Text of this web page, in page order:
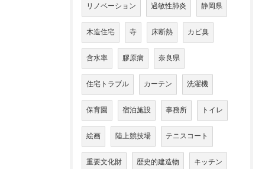
リノベーション 過敏性肺炎 静岡県
木造住宅 寺 床断熱 カビ臭
含水率 膠原病 奈良県
住宅トラブル カーテン 洗濯機
保育園 宿泊施設 事務所 トイレ
絵画 陸上競技場 テニスコート
重要文化財 歴史的建造物 キッチン